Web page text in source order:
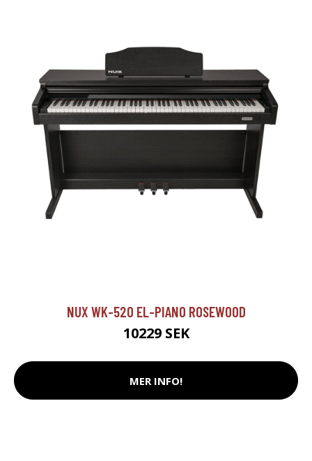
NUX WK-520 EL-PIANO ROSEWOOD
10229 SEK
MER INFO!